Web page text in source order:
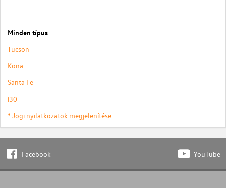
Minden típus
Tucson
Kona
Santa Fe
i30
* Jogi nyilatkozatok megjelenítése
Facebook YouTube